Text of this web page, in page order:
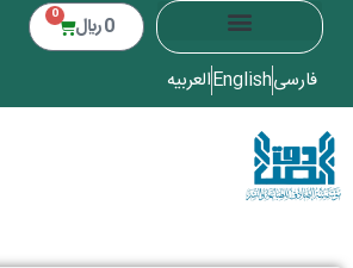
0 ﷼ 0
فارسیEnglishالعربیه